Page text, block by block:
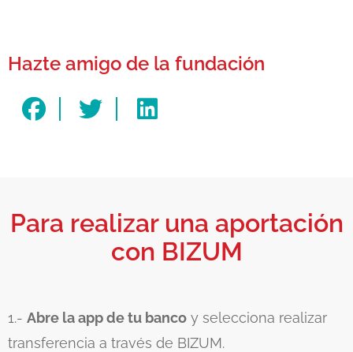
Hazte amigo de la fundación
Para realizar una aportación
con BIZUM
1.- Abre la app de tu banco y selecciona realizar
transferencia a través de BIZUM.